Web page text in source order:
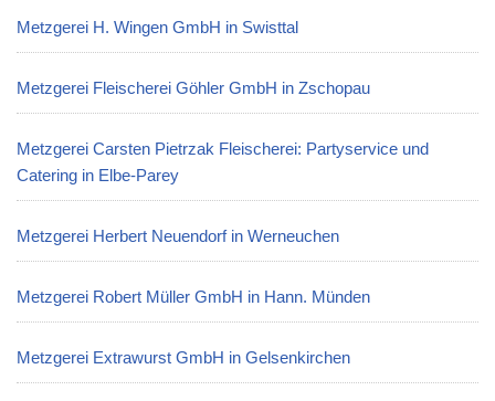
Metzgerei H. Wingen GmbH in Swisttal
Metzgerei Fleischerei Göhler GmbH in Zschopau
Metzgerei Carsten Pietrzak Fleischerei: Partyservice und
Catering in Elbe-Parey
Metzgerei Herbert Neuendorf in Werneuchen
Metzgerei Robert Müller GmbH in Hann. Münden
Metzgerei Extrawurst GmbH in Gelsenkirchen